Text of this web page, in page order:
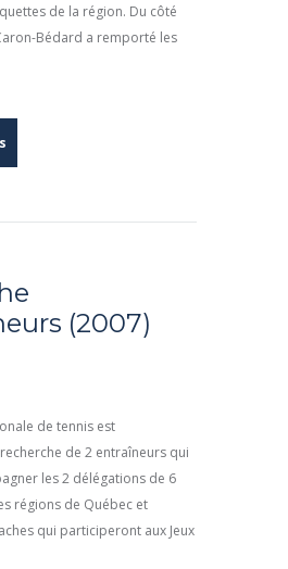
de la région. Du côté
Bédard a remporté les
(2007)
de tennis est
de 2 entraîneurs qui
les 2 délégations de 6
régions de Québec et
qui participeront aux Jeux